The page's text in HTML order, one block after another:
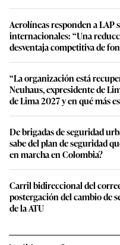
Aerolíneas responden a LAP
internacionales: “Una
desventaja competitiva de
“La organización está
Neuhaus, expresidente de
de Lima 2027 y en qué más
De brigadas de seguridad
sabe del plan de seguridad
en marcha en Colombia?
Carril bidireccional del
postergación del cambio de
de la ATU